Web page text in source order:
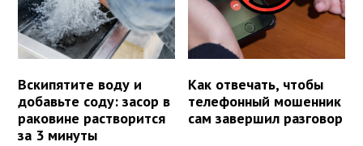
Вскипятите воду и
добавьте соду: засор в
раковине растворится
за 3 минуты
Как отвечать, чтобы
телефонный мошенник
сам завершил разговор